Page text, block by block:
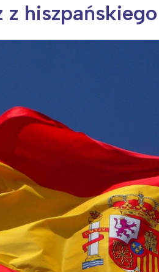
hiszpańskiego